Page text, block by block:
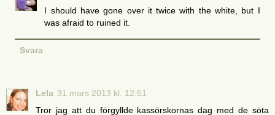
I should have gone over it twice with the white, but I
was afraid to ruined it.
Svara
Lela 31 mars 2013 kl. 12:51
Tror jag att du förgyllde kassörskornas dag med de söta